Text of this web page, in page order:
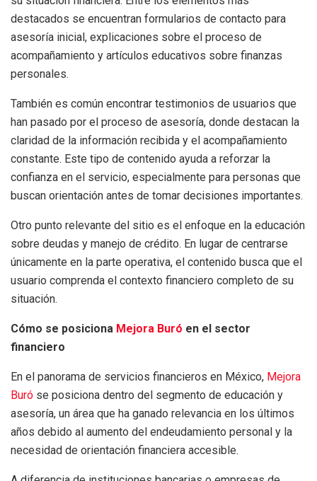
destacados se encuentran formularios de contacto para
asesoría inicial, explicaciones sobre el proceso de
acompañamiento y artículos educativos sobre finanzas
personales.
También es común encontrar testimonios de usuarios que
han pasado por el proceso de asesoría, donde destacan la
claridad de la información recibida y el acompañamiento
constante. Este tipo de contenido ayuda a reforzar la
confianza en el servicio, especialmente para personas que
buscan orientación antes de tomar decisiones importantes.
Otro punto relevante del sitio es el enfoque en la educación
sobre deudas y manejo de crédito. En lugar de centrarse
únicamente en la parte operativa, el contenido busca que el
usuario comprenda el contexto financiero completo de su
situación.
Cómo se posiciona Mejora Buró en el sector
financiero
En el panorama de servicios financieros en México, Mejora
Buró se posiciona dentro del segmento de educación y
asesoría, un área que ha ganado relevancia en los últimos
años debido al aumento del endeudamiento personal y la
necesidad de orientación financiera accesible.